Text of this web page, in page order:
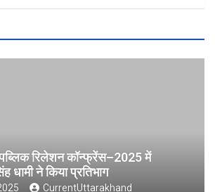
रिलेशन कॉन्फ्रेंस–2025 में
धामी ने किया प्रतिभाग
CurrentUttarakhand